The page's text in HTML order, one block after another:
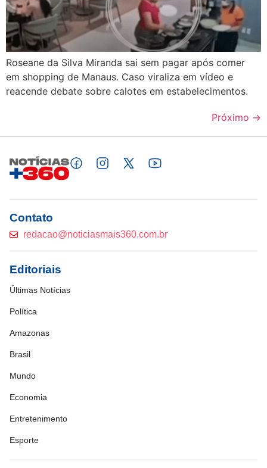
Roseane da Silva Miranda sai sem pagar após comer
em shopping de Manaus. Caso viraliza em vídeo e
reacende debate sobre calotes em estabelecimentos.
Próximo →
Contato
redacao@noticiasmais360.com.br
Editoriais
Últimas Notícias
Política
Amazonas
Brasil
Mundo
Economia
Entretenimento
Esporte